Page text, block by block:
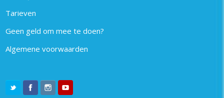
Tarieven
Geen geld om mee te doen?
Algemene voorwaarden